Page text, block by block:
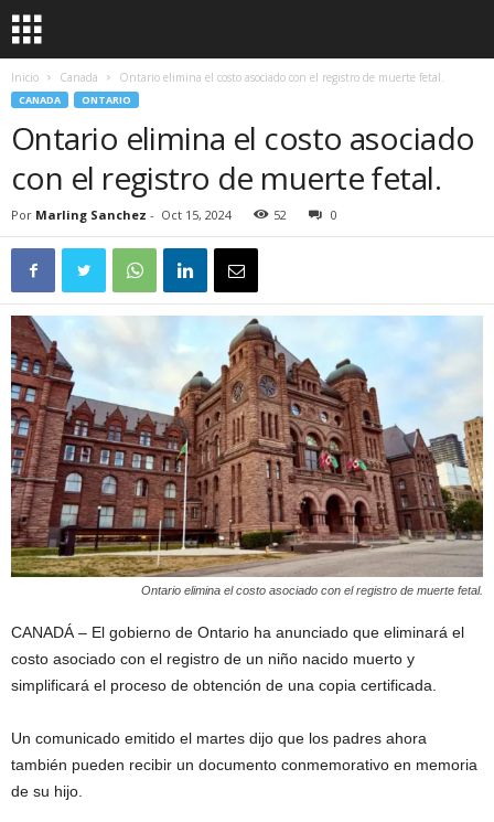
Inicio Canada Ontario elimina el costo asociado con el registro de muerte fetal.
CANADA ONTARIO
Ontario elimina el costo asociado
con el registro de muerte fetal.
Por Marling Sanchez - Oct 15, 2024 52 0
Ontario elimina el costo asociado con el registro de muerte fetal.
CANADÁ – El gobierno de Ontario ha anunciado que eliminará el
costo asociado con el registro de un niño nacido muerto y
simplificará el proceso de obtención de una copia certificada.
Un comunicado emitido el martes dijo que los padres ahora
también pueden recibir un documento conmemorativo en memoria
de su hijo.